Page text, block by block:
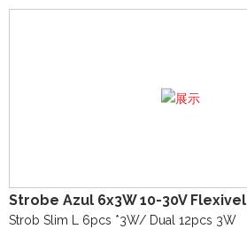
Strobe Azul 6x3W 10-30V Flexivel
Strob Slim L 6pcs *3W/ Dual 12pcs 3W